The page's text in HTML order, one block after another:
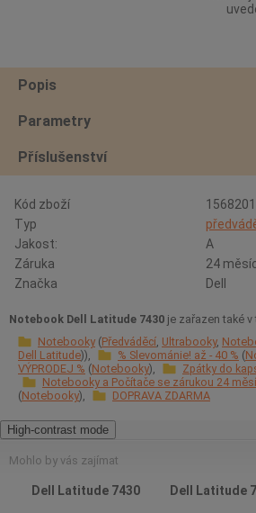
Popis
Parametry
Příslušenství
Kód zboží
1568201
Typ
Jakost:
A
Záruka
24
Značka
Dell
Notebook Dell Latitude 7430 je zařazen také
Notebooky Předváděcí Ultrabooky
Dell Latitude
% Slevománie! až - 40 %
VÝPRODEJ % Notebooky Zpátky do
Notebooky a Počítače se zárukou 24
Notebooky
DOPRAVA ZDARMA
High-contrast mode
Mohlo by vás zajímat
Dell Latitude 7430 Dell Latitude